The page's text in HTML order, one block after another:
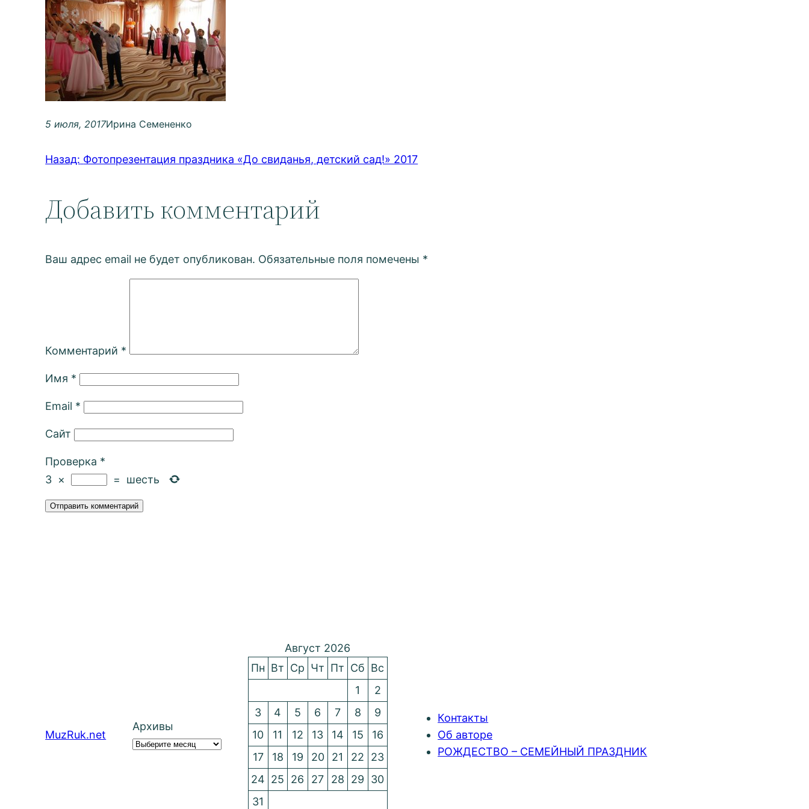
5 июля, 2017Ирина Семененко
Назад: Фотопрезентация праздника «До свиданья, детский сад!» 2017
Добавить комментарий
Ваш адрес email не будет опубликован. Обязательные поля помечены *
Комментарий *
Имя *
Email *
Сайт
Проверка *
3 × = шесть
MuzRuk.net
Архивы
Август 2026
Пн Вт Ср Чт Пт Сб Вс
1
2
3
4 5 6 7 8
9
10
11 12 13 14 15
16
17
18 19 20 21 22
23
24 25 26 27 28 29
30
31
Контакты
Об авторе
РОЖДЕСТВО – СЕМЕЙНЫЙ ПРАЗДНИК